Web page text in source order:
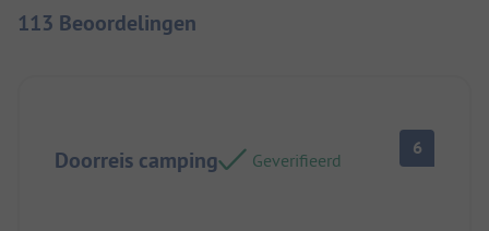
113 Beoordelingen
Doorreis camping Geverifieerd
6